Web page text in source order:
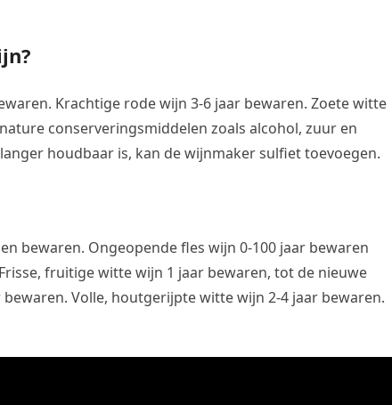
Krachtige rode wijn 3-6 jaar bewaren. Zoete witte
conserveringsmiddelen zoals alcohol, zuur en
houdbaar is, kan de wijnmaker sulfiet toevoegen.
bewaren. Ongeopende fles wijn 0-100 jaar bewaren
fruitige witte wijn 1 jaar bewaren, tot de nieuwe
Volle, houtgerijpte witte wijn 2-4 jaar bewaren.